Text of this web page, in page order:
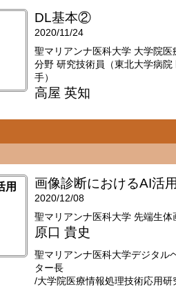
DL基本②
2020/11/24
聖マリアンナ医科大学 大学院
分野 研究技術員（東北大学病
手）
高屋 英知
用 画像診断におけるAI活
2020/12/08
聖マリアンナ医科大学 先端生
原口 貴史
聖マリアンナ医科大学デジタル
ター長
/大学院医療情報処理技術応用研